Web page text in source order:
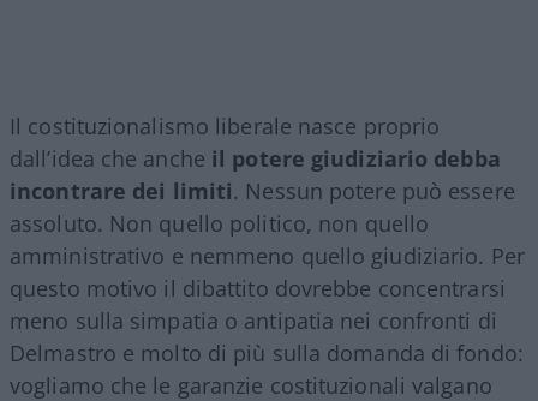
Il costituzionalismo liberale nasce proprio
dall’idea che anche il potere giudiziario debba
incontrare dei limiti. Nessun potere può essere
assoluto. Non quello politico, non quello
amministrativo e nemmeno quello giudiziario. Per
questo motivo il dibattito dovrebbe concentrarsi
meno sulla simpatia o antipatia nei confronti di
Delmastro e molto di più sulla domanda di fondo:
vogliamo che le garanzie costituzionali valgano